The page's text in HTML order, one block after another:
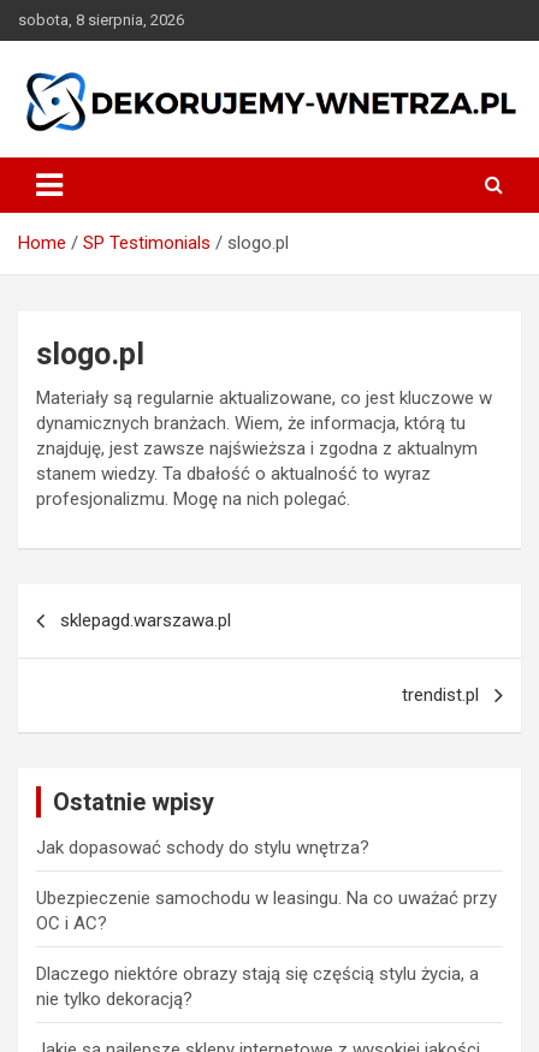
to
sobota, 8 sierpnia, 2026
dekorujemy-wnetrza.pl
Home SP Testimonials slogo.pl
slogo.pl
Materiały są regularnie aktualizowane, co jest kluczowe w
dynamicznych branżach. Wiem, że informacja, którą tu
znajduję, jest zawsze najświeższa i zgodna z aktualnym
stanem wiedzy. Ta dbałość o aktualność to wyraz
profesjonalizmu. Mogę na nich polegać.
wpisu
sklepagd.warszawa.pl
trendist.pl
Ostatnie wpisy
Jak dopasować schody do stylu wnętrza?
Ubezpieczenie samochodu w leasingu. Na co uważać przy
OC i AC?
Dlaczego niektóre obrazy stają się częścią stylu życia, a
nie tylko dekoracją?